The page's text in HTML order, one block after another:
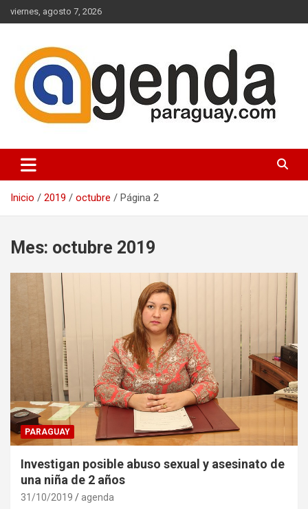
Saltar
al
viernes, agosto 7, 2026
Agenda Paraguay
Inicio 2019 octubre Página 2
Mes: octubre 2019
PARAGUAY
Investigan posible abuso sexual y asesinato de
una niña de 2 años
31/10/2019 agenda